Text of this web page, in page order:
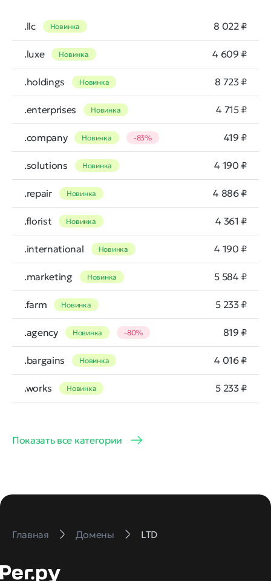
.llc Новинка 8 022 ₽
.luxe Новинка 4 609 ₽
.holdings Новинка 8 723 ₽
.enterprises Новинка 4 715 ₽
.company Новинка -83% 419 ₽
.solutions Новинка 4 190 ₽
.repair Новинка 4 886 ₽
.florist Новинка 4 361 ₽
.international Новинка 4 190 ₽
.marketing Новинка 5 584 ₽
.farm Новинка 5 233 ₽
.agency Новинка -80% 819 ₽
.bargains Новинка 4 016 ₽
.works Новинка 5 233 ₽
Показать все категории
Главная Домены LTD